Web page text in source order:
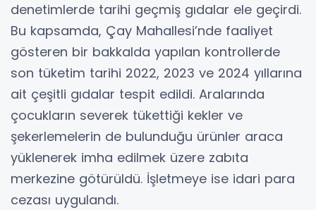
denetimlerde tarihi geçmiş gıdalar ele geçirdi.
Bu kapsamda, Çay Mahallesi’nde faaliyet
gösteren bir bakkalda yapılan kontrollerde
son tüketim tarihi 2022, 2023 ve 2024 yıllarına
ait çeşitli gıdalar tespit edildi. Aralarında
çocukların severek tükettiği kekler ve
şekerlemelerin de bulunduğu ürünler araca
yüklenerek imha edilmek üzere zabıta
merkezine götürüldü. İşletmeye ise idari para
cezası uygulandı.